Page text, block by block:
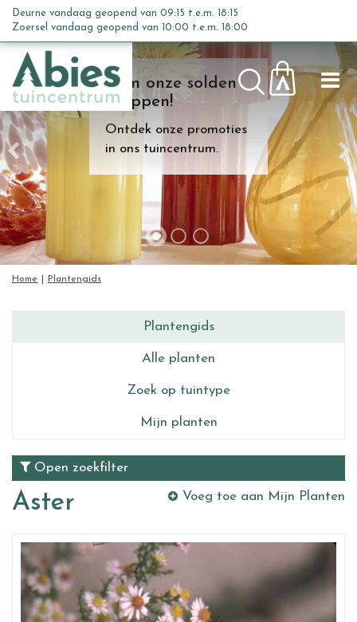
n
c
o
n
t
e
n
t
Kom onze solden
shoppen!
Ontdek onze promoties
in ons tuincentrum.
Home Plantengids
Deurne vandaag geopend van 09:15 t.e.m. 18:15
Zoersel vandaag geopend van 10:00 t.e.m. 18:00
Plantengids
Alle planten
Zoek op tuintype
Mijn planten
Open zoekfilter
Aster Voeg toe aan Mijn Planten